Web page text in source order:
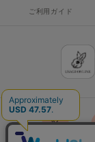
ご利用ガイド